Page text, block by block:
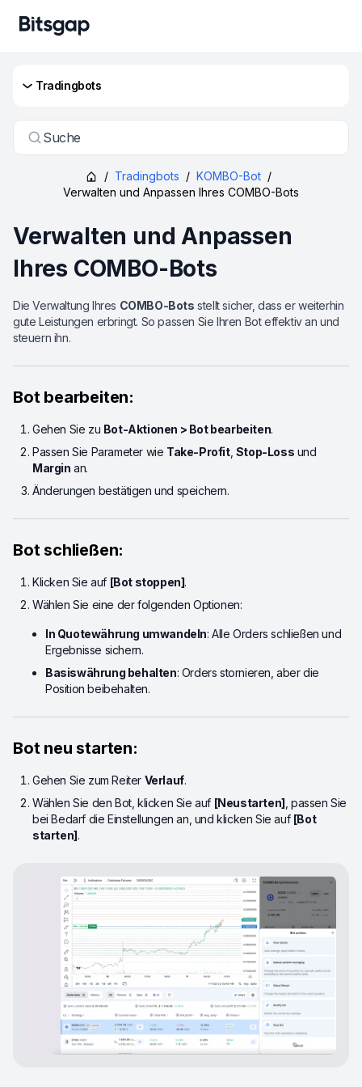
Tradingbots
Suche
/ Tradingbots / KOMBO-Bot /
Verwalten und Anpassen Ihres COMBO-Bots
Verwalten und Anpassen
Ihres COMBO-Bots
Die Verwaltung Ihres COMBO-Bots stellt sicher, dass er weiterhin
gute Leistungen erbringt. So passen Sie Ihren Bot effektiv an und
steuern ihn.
Bot bearbeiten:
Gehen Sie zu Bot-Aktionen > Bot bearbeiten.
Passen Sie Parameter wie Take-Profit, Stop-Loss und
Margin an.
Änderungen bestätigen und speichern.
Bot schließen:
Klicken Sie auf [Bot stoppen].
Wählen Sie eine der folgenden Optionen:
In Quotewährung umwandeln: Alle Orders schließen und
Ergebnisse sichern.
Basiswährung behalten: Orders stornieren, aber die
Position beibehalten.
Bot neu starten:
Gehen Sie zum Reiter Verlauf.
Wählen Sie den Bot, klicken Sie auf [Neustarten] , passen Sie
bei Bedarf die Einstellungen an, und klicken Sie auf [Bot
starten].